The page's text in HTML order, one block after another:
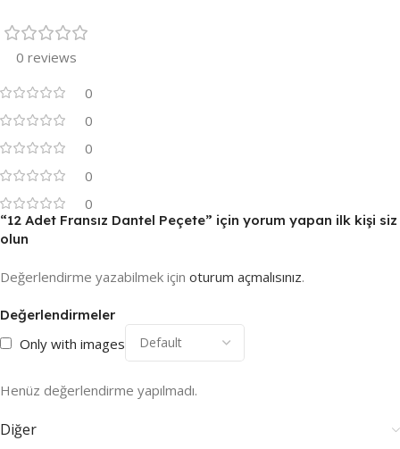
0 reviews
0
0
0
0
0
Değerlendirmeler
Only with images
Henüz değerlendirme yapılmadı.
“12 Adet Fransız Dantel Peçete” için yorum yapan ilk kişi siz
olun
Değerlendirme yazabilmek için oturum açmalısınız.
Diğer